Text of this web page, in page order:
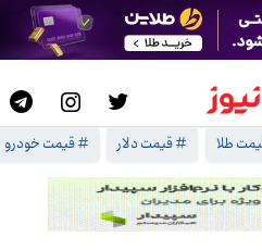
طلا # قیمت دلار # قیمت خودرو